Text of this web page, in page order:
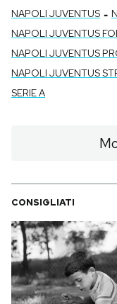
NAPOLI JUVENTUS -
NAPOLI JUVENTUS
NAPOLI JUVENTUS
NAPOLI JUVENTUS
SERIE A
CONSIGLIATI